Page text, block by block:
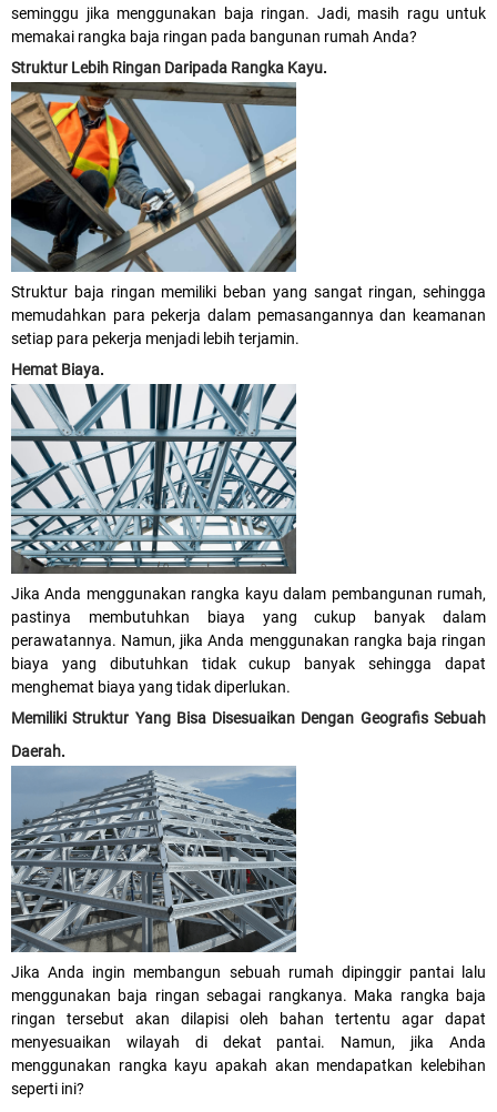
seminggu jika menggunakan baja ringan. Jadi, masih ragu untuk
memakai rangka baja ringan pada bangunan rumah Anda?
Struktur Lebih Ringan Daripada Rangka Kayu.
Struktur baja ringan memiliki beban yang sangat ringan, sehingga
memudahkan para pekerja dalam pemasangannya dan keamanan
setiap para pekerja menjadi lebih terjamin.
Hemat Biaya.
Jika Anda menggunakan rangka kayu dalam pembangunan rumah,
pastinya membutuhkan biaya yang cukup banyak dalam
perawatannya. Namun, jika Anda menggunakan rangka baja ringan
biaya yang dibutuhkan tidak cukup banyak sehingga dapat
menghemat biaya yang tidak diperlukan.
Memiliki Struktur Yang Bisa Disesuaikan Dengan Geografis Sebuah
Daerah.
Jika Anda ingin membangun sebuah rumah dipinggir pantai lalu
menggunakan baja ringan sebagai rangkanya. Maka rangka baja
ringan tersebut akan dilapisi oleh bahan tertentu agar dapat
menyesuaikan wilayah di dekat pantai. Namun, jika Anda
menggunakan rangka kayu apakah akan mendapatkan kelebihan
seperti ini?